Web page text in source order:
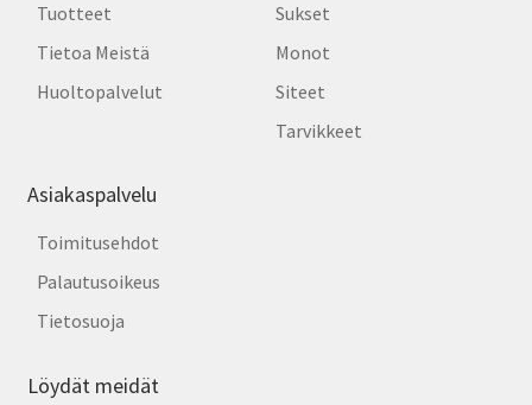
Tuotteet
Tietoa Meistä
Huoltopalvelut
Sukset
Monot
Siteet
Tarvikkeet
Asiakaspalvelu
Toimitusehdot
Palautusoikeus
Tietosuoja
Löydät meidät